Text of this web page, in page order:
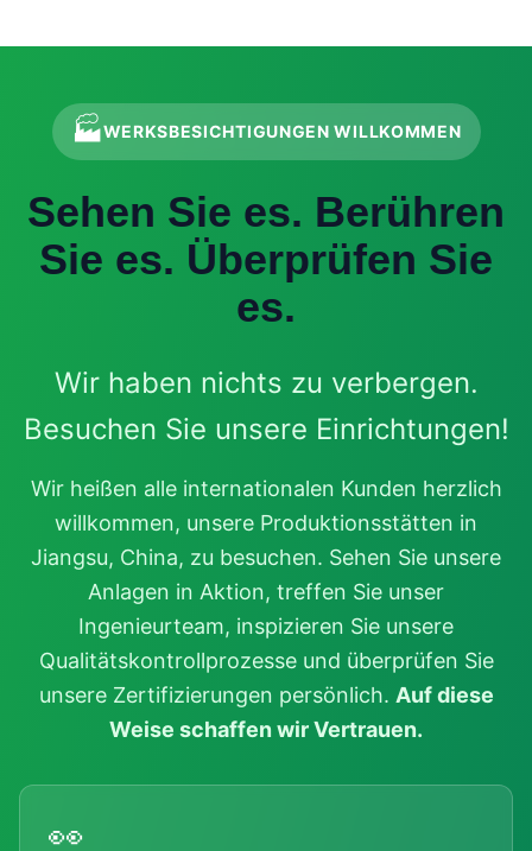
🏭WERKSBESICHTIGUNGEN WILLKOMMEN
Sehen Sie es. Berühren
Sie es. Überprüfen Sie
es.
Wir haben nichts zu verbergen.
Besuchen Sie unsere Einrichtungen!
Wir heißen alle internationalen Kunden herzlich
willkommen, unsere Produktionsstätten in
Jiangsu, China, zu besuchen. Sehen Sie unsere
Anlagen in Aktion, treffen Sie unser
Ingenieurteam, inspizieren Sie unsere
Qualitätskontrollprozesse und überprüfen Sie
unsere Zertifizierungen persönlich. Auf diese
Weise schaffen wir Vertrauen.
👀